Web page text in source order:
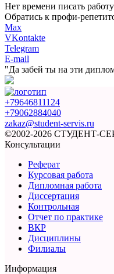
Нет времени писать
Обратись к профи-
Max
VKontakte
Telegram
E-mail
"Да забей ты на эти
+79646811124
+79062884040
zakaz@student-servis.ru
©2002-2026 СТУДЕНТ-
Консультации
Реферат
Курсовая работа
Дипломная работа
Диссертация
Контрольная
Отчет по практике
ВКР
Дисциплины
Филиалы
Информация